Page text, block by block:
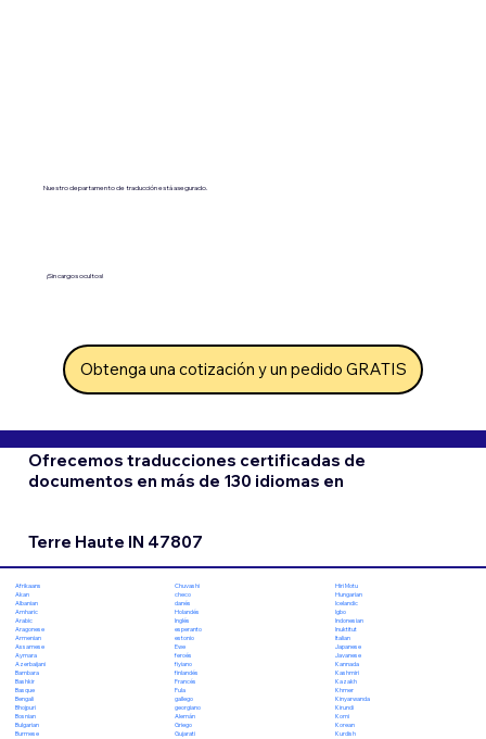
Nuestro departamento de traducción está asegurado.
¡Sin cargos ocultos!
Obtenga una cotización y un pedido GRATIS
Ofrecemos traducciones certificadas de
documentos en más de 130 idiomas en
Terre Haute IN 47807
Afrikaans
Akan
Albanian
Amharic
Arabic
Aragonese
Armenian
Assamese
Aymara
Azerbaijani
Bambara
Bashkir
Basque
Bengali
Bhojpuri
Bosnian
Bulgarian
Burmese
Chuvashi
checo
danés
Holandés
Inglés
esperanto
estonio
Ewe
feroés
fiyiano
finlandés
Francés
Fula
gallego
georgiano
Alemán
Griego
Gujarati
Hiri Motu
Hungarian
Icelandic
Igbo
Indonesian
Inuktitut
Italian
Japanese
Javanese
Kannada
Kashmiri
Kazakh
Khmer
Kinyarwanda
Kirundi
Komi
Korean
Kurdish